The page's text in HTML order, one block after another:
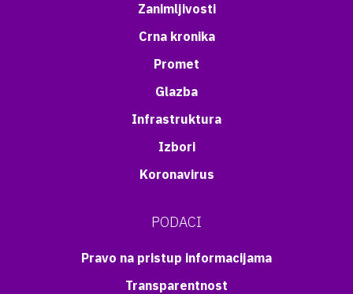
Zanimljivosti
Crna kronika
Promet
Glazba
Infrastruktura
Izbori
Koronavirus
PODACI
Pravo na pristup informacijama
Transparentnost